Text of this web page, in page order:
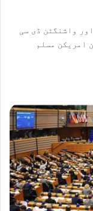
واشنگٹن ڈی سی
امریکن مسلم